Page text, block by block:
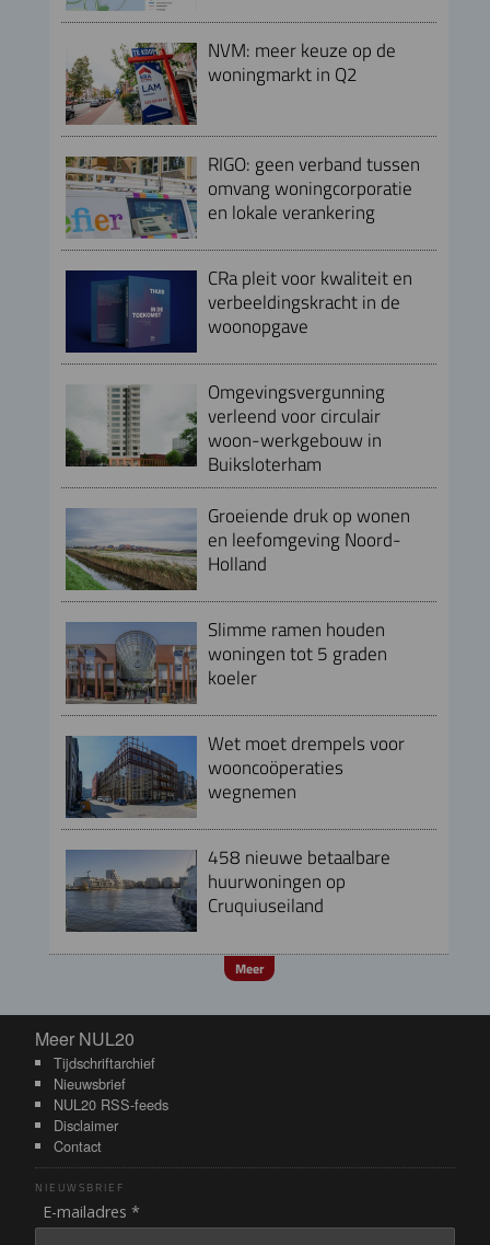
NVM: meer keuze op de
woningmarkt in Q2
RIGO: geen verband tussen
omvang woningcorporatie
en lokale verankering
CRa pleit voor kwaliteit en
verbeeldingskracht in de
woonopgave
Omgevingsvergunning
verleend voor circulair
woon-werkgebouw in
Buiksloterham
Groeiende druk op wonen
en leefomgeving Noord-
Holland
Slimme ramen houden
woningen tot 5 graden
koeler
Wet moet drempels voor
wooncoöperaties
wegnemen
458 nieuwe betaalbare
huurwoningen op
Cruquiuseiland
Meer
Meer NUL20
Meer NUL20
Tijdschriftarchief
Nieuwsbrief
NUL20 RSS-feeds
Disclaimer
Contact
NIEUWSBRIEF
E-mailadres *